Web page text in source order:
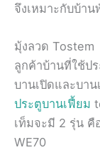
จึงเหมาะกับบ้า
มุ้งลวด Tostem
ลูกค้าบ้านที่ใช้ป
บานเปิดและบา
ประตูบานเฟี้ยม
เท็มจะมี 2 รุ่น คื
WE70